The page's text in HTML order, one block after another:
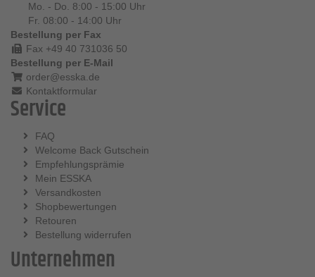
Mo. - Do. 8:00 - 15:00 Uhr
Fr. 08:00 - 14:00 Uhr
Bestellung per Fax
Fax +49 40 731036 50
Bestellung per E-Mail
order@esska.de
Kontaktformular
Service
FAQ
Welcome Back Gutschein
Empfehlungsprämie
Mein ESSKA
Versandkosten
Shopbewertungen
Retouren
Bestellung widerrufen
Unternehmen